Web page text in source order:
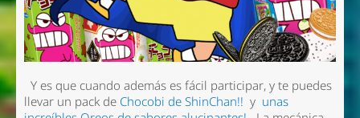
Y es que cuando además es fácil participar, y te puedes
llevar un pack de Chocobi de ShinChan!! y unas